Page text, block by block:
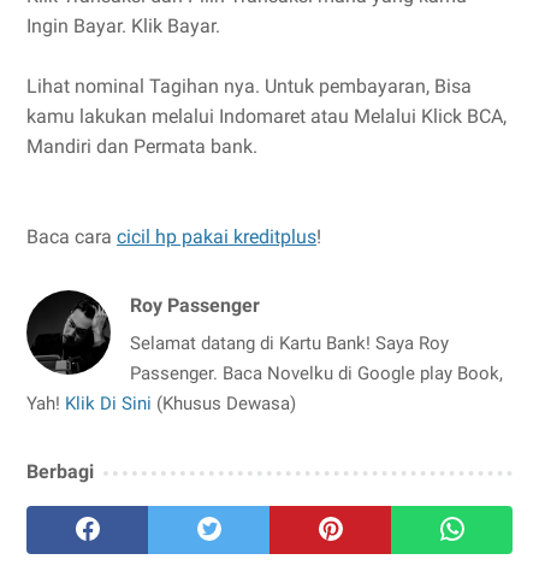
Ingin Bayar. Klik Bayar.
Lihat nominal Tagihan nya. Untuk pembayaran, Bisa
kamu lakukan melalui Indomaret atau Melalui Klick BCA,
Mandiri dan Permata bank.
Baca cara cicil hp pakai kreditplus!
Roy Passenger
Selamat datang di Kartu Bank! Saya Roy
Passenger. Baca Novelku di Google play Book,
Yah! Klik Di Sini (Khusus Dewasa)
Berbagi